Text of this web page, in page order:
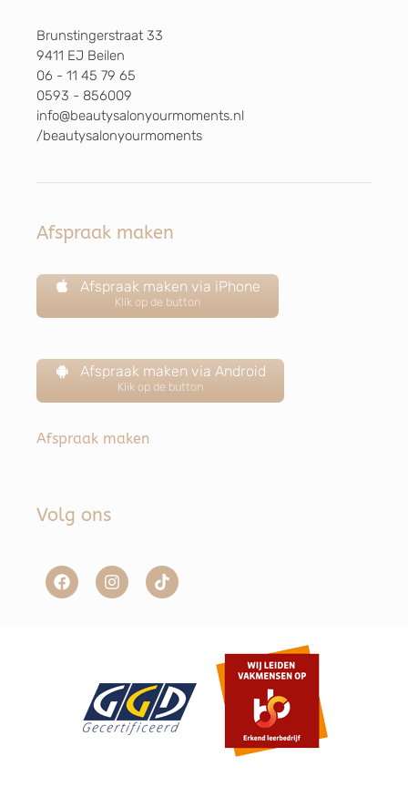
Brunstingerstraat 33
9411 EJ Beilen
06 - 11 45 79 65
0593 - 856009
info@beautysalonyourmoments.nl
/beautysalonyourmoments
Afspraak maken
Afspraak maken via iPhone
Klik op de button
Afspraak maken via Android
Klik op de button
Afspraak maken
Volg ons